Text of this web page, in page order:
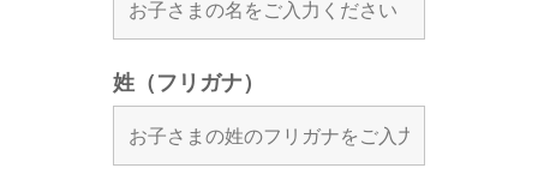
姓（フリガナ）